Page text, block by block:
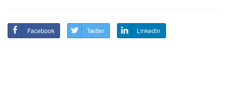
Facebook Twitter Linkedin